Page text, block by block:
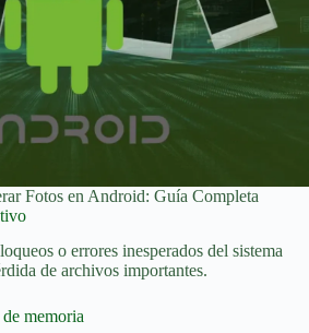
Fotos en Android: Guía Completa
o errores inesperados del sistema
de archivos importantes.
memoria